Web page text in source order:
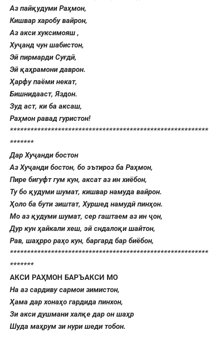
Аз пайқудуми Раҳмон,
Кишвар харобу вайрон,
Аз акси хуксимояш ,
Хуҷанд чун шабистон,
Эй пирмарди Суғдӣ,
Эй қаҳрамони даврон.
Ҳарфу паёми некат,
Бишнидааст, Яздон.
Зуд аст, ки ба аксаш,
Раҳмон равад гуристон!
**********************************************************
*******
Дар Хуҷанди бостон
Аз Хуҷанди бостон, бо эътироз ба Раҳмон,
Пире бигуфт гум кун, аксат аз ин хиёбон,
Ту бо қудуми шумат, кишвар намуда вайрон.
Ҳоло ба бути зиштат, Хуршед намудӣ пинҳон.
Мо аз қудуми шумат, сер гаштаем аз ин ҷон,
Дур кун ҳайкали хеш, эй сндалоқи шайтон,
Рав, шаҳрро раҳо кун, баргард бар биёбон,
**********************************************************
*******
АКСИ РАҲМОН БАРЪАКСИ МО
На аз сардиву сармои зимистон,
Ҳама дар хонаҳо гардида пинхон,
Зи акси душмани халқе дар он шаҳр
Шуда маҳрум зи нури шеди тобон.